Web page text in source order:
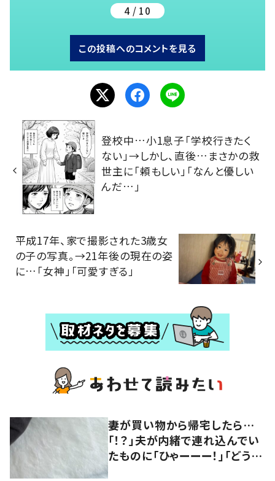
4 / 10
この投稿へのコメントを見る
登校中…小1息子「学校行きたく
ない」→しかし、直後…まさかの救
世主に「頼もしい」「なんと優しい
んだ…」
平成17年、家で撮影された3歳女
の子の写真。→21年後の現在の姿
に…「女神」「可愛すぎる」
妻が買い物から帰宅したら…
「！？」夫が内緒で連れ込んでい
たものに「ひゃーーー！」「どう見